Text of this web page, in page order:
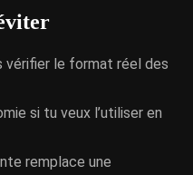
vérifier le format réel des
si tu veux l’utiliser en
remplace une